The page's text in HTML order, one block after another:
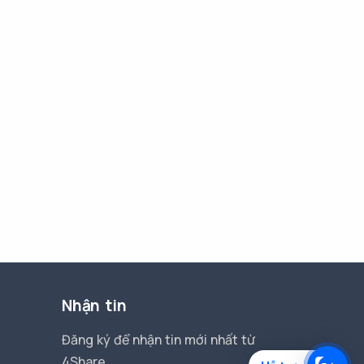
Nhận tin
Đăng ký để nhận tin mới nhất từ